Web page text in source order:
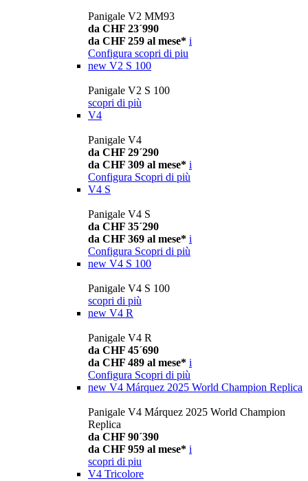
Panigale V2 MM93
da CHF 23´990
da CHF 259 al mese* i
Configura scopri di piu
new V2 S 100
Panigale V2 S 100
scopri di più
V4
Panigale V4
da CHF 29´290
da CHF 309 al mese* i
Configura Scopri di più
V4 S
Panigale V4 S
da CHF 35´290
da CHF 369 al mese* i
Configura Scopri di più
new V4 S 100
Panigale V4 S 100
scopri di più
new V4 R
Panigale V4 R
da CHF 45´690
da CHF 489 al mese* i
Configura Scopri di più
new V4 Márquez 2025 World Champion Replica
Panigale V4 Márquez 2025 World Champion
Replica
da CHF 90´390
da CHF 959 al mese* i
scopri di piu
V4 Tricolore